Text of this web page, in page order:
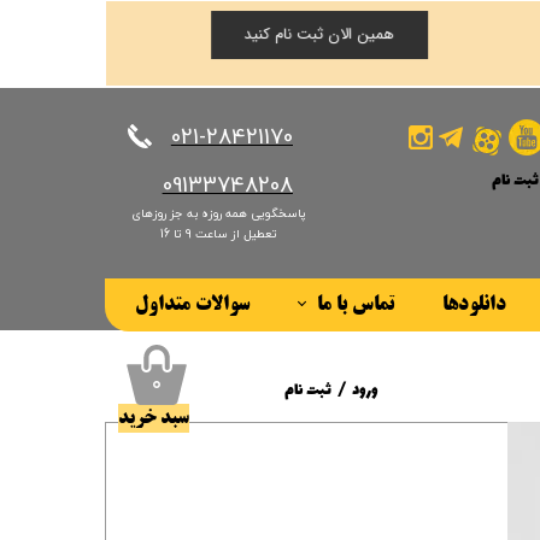
​​​​​​​021-28421170
​​​​​​​09133748208
پاسخگویی همه روزه به جز روزهای
تعطیل از ساعت 9 تا 16
دانلودها تماس با ما سوالات متداول
ثبت نام
من
واژه
همین الان ثبت نام کنید
۰
سبد خرید
ورود / ثبت نام
حساب کاربری من